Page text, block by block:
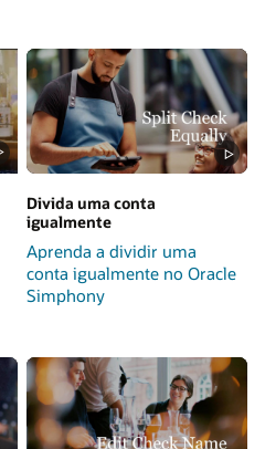
Divida uma conta
igualmente
Aprenda a dividir uma
conta igualmente no Oracle
Simphony